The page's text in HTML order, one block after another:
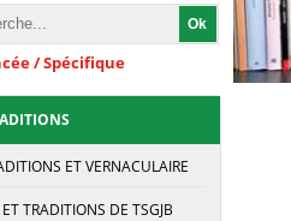
/ Spécifique
ET VERNACULAIRE
TRADITIONS DE TSGJB